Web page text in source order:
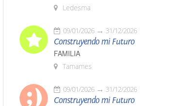
Ledesma
09/01/2026 31/12/2026
Construyendo mi Futuro
FAMILIA
Tamames
09/01/2026 31/12/2026
Construyendo mi Futuro